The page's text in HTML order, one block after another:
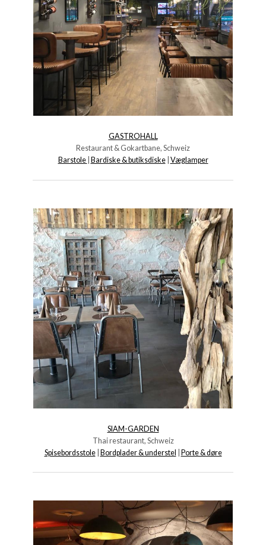
GASTROHALL
Restaurant & Gokartbane, Schweiz
Barstole
Bardiske & butiksdiske| Væglamper
SIAM-GARDEN
Thai restaurant, Schweiz
Spisebordsstole| Bordplader & understel Porte & døre